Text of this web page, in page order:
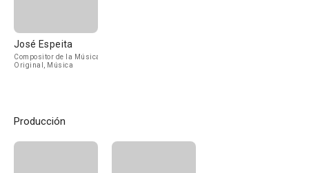
José Espeita
Compositor de la Música
Original, Música
Producción